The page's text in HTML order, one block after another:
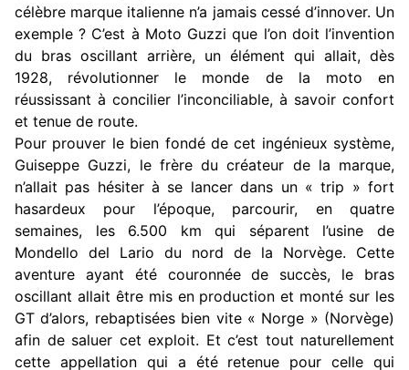
célèbre marque italienne n’a jamais cessé d’innover. Un
exemple ? C’est à Moto Guzzi que l’on doit l’invention
du bras oscillant arrière, un élément qui allait, dès
1928, révolutionner le monde de la moto en
réussissant à concilier l’inconciliable, à savoir confort
et tenue de route.
Pour prouver le bien fondé de cet ingénieux système,
Guiseppe Guzzi, le frère du créateur de la marque,
n’allait pas hésiter à se lancer dans un « trip » fort
hasardeux pour l’époque, parcourir, en quatre
semaines, les 6.500 km qui séparent l’usine de
Mondello del Lario du nord de la Norvège. Cette
aventure ayant été couronnée de succès, le bras
oscillant allait être mis en production et monté sur les
GT d’alors, rebaptisées bien vite « Norge » (Norvège)
afin de saluer cet exploit. Et c’est tout naturellement
cette appellation qui a été retenue pour celle qui